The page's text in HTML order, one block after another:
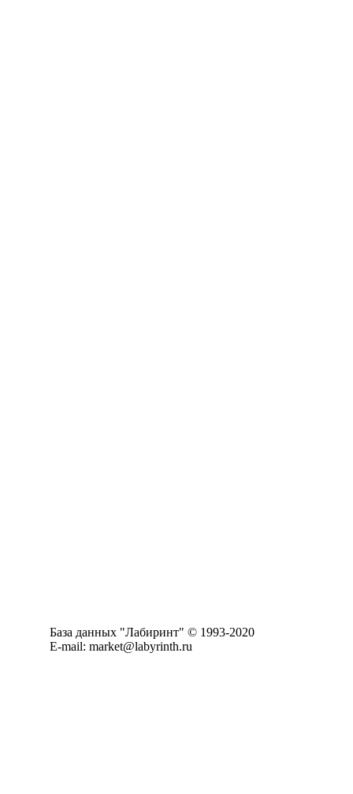
База данных "Лабиринт" © 1993-2020
E-mail: market@labyrinth.ru